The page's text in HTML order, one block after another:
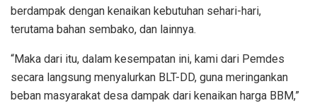
berdampak dengan kenaikan kebutuhan sehari-hari,
terutama bahan sembako, dan lainnya.
“Maka dari itu, dalam kesempatan ini, kami dari Pemdes
secara langsung menyalurkan BLT-DD, guna meringankan
beban masyarakat desa dampak dari kenaikan harga BBM,”